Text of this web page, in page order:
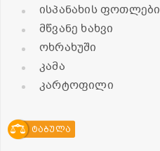
ისპანახის ფოთლები
მწვანე ხახვი
ოხრახუში
კამა
კარტოფილი
ტაბულა